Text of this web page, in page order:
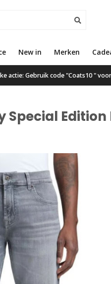
New in Merken
Gratis verzending
actie: Gebruik code "Coats10 "
Special